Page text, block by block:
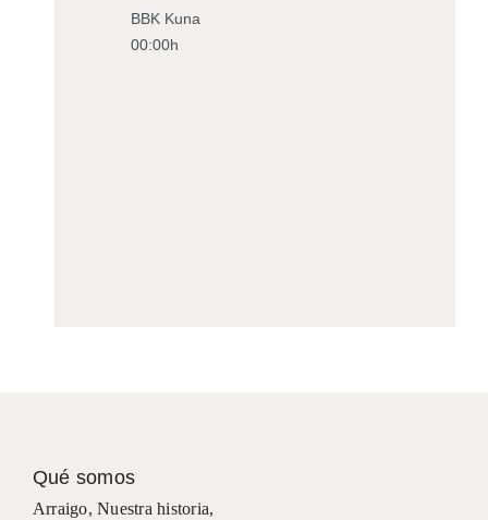
BBK Kuna
00:00h
Qué somos
Arraigo,Nuestra historia,